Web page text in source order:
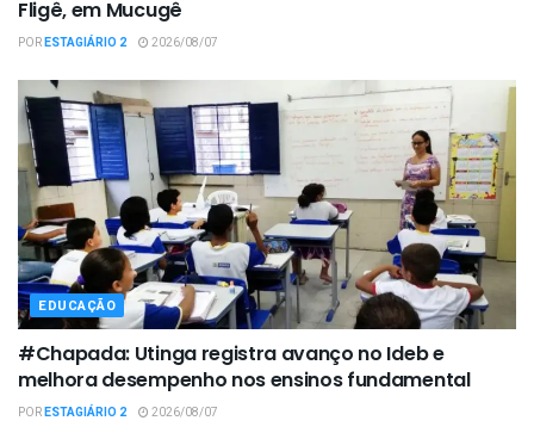
Fligê, em Mucugê
PORESTAGIÁRIO 2 2026/08/07
EDUCAÇÃO
#Chapada: Utinga registra avanço no Ideb e
melhora desempenho nos ensinos fundamental
PORESTAGIÁRIO 2 2026/08/07